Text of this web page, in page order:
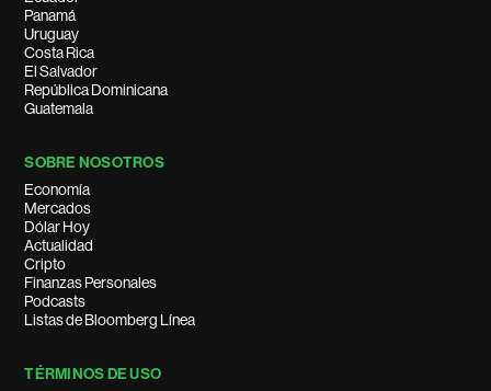
Panamá
Uruguay
Costa Rica
El Salvador
República Dominicana
Guatemala
SOBRE NOSOTROS
Economía
Mercados
Dólar Hoy
Actualidad
Cripto
Finanzas Personales
Podcasts
Listas de Bloomberg Línea
TÉRMINOS DE USO